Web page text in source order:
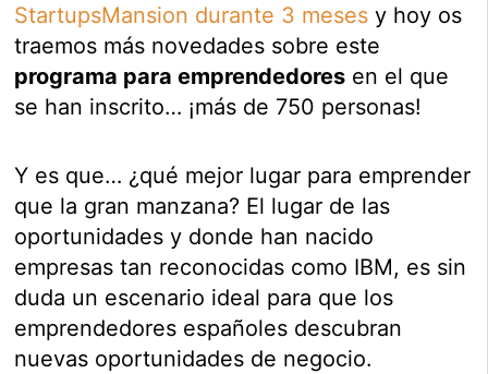
StartupsMansion durante 3 meses y hoy os
traemos más novedades sobre este
programa para emprendedores en el que
se han inscrito… ¡más de 750 personas!
Y es que… ¿qué mejor lugar para emprender
que la gran manzana? El lugar de las
oportunidades y donde han nacido
empresas tan reconocidas como IBM, es sin
duda un escenario ideal para que los
emprendedores españoles descubran
nuevas oportunidades de negocio.